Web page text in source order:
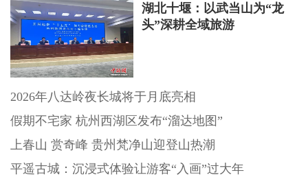
湖北十堰：以武当山为“龙
头”深耕全域旅游
2026年八达岭夜长城将于月底亮相
假期不宅家 杭州西湖区发布“溜达地图”
上春山 赏奇峰 贵州梵净山迎登山热潮
平遥古城：沉浸式体验让游客“入画”过大年